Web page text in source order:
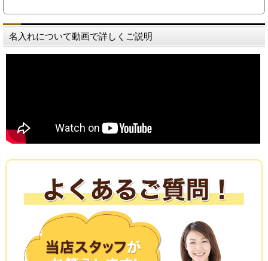
名入れについて動画で詳しくご説明